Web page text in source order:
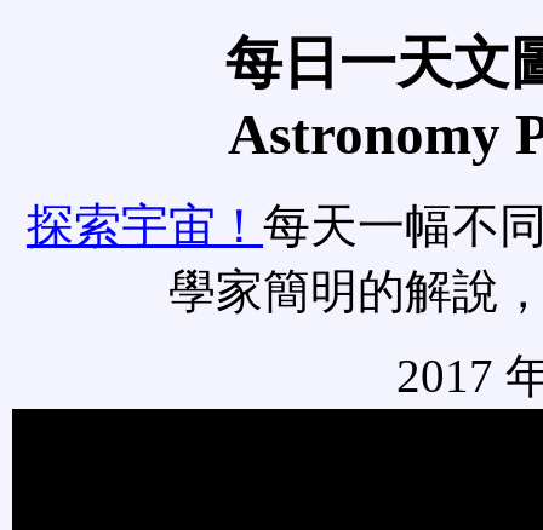
每日一天文
Astronomy
探索宇宙！ 每天一幅不
學家簡明的解說
2017